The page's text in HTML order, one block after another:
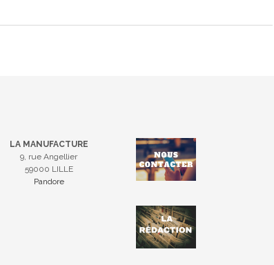
LA MANUFACTURE
9, rue Angellier
59000 LILLE
Pandore